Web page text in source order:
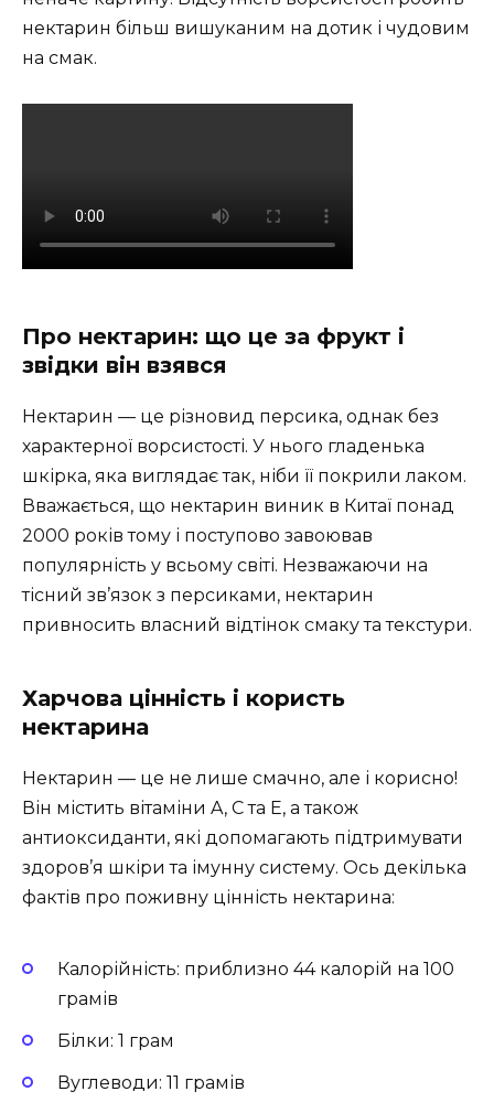
нектарин більш вишуканим на дотик і чудовим
на смак.
Про нектарин: що це за фрукт і
звідки він взявся
Нектарин — це різновид персика, однак без
характерної ворсистості. У нього гладенька
шкірка, яка виглядає так, ніби її покрили лаком.
Вважається, що нектарин виник в Китаї понад
2000 років тому і поступово завоював
популярність у всьому світі. Незважаючи на
тісний зв’язок з персиками, нектарин
привносить власний відтінок смаку та текстури.
Харчова цінність і користь
нектарина
Нектарин — це не лише смачно, але і корисно!
Він містить вітаміни A, C та E, а також
антиоксиданти, які допомагають підтримувати
здоров’я шкіри та імунну систему. Ось декілька
фактів про поживну цінність нектарина:
Калорійність: приблизно 44 калорій на 100
грамів
Білки: 1 грам
Вуглеводи: 11 грамів